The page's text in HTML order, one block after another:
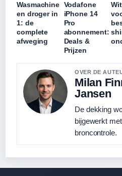
Wasmachine
en droger in
1: de
complete
afweging
Vodafone
iPhone 14
Pro
abonnement:
Deals &
Prijzen
OVER DE
Milan
Jansen
De dekking
bijgewerkt
broncontrole.